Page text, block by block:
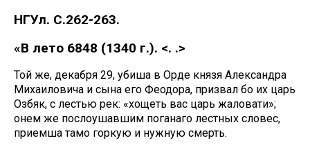
НГУл. С.262-263.
«В лето 6848 (1340 г.). <. .>
Той же, декабря 29, убиша в Орде князя Александра
Михаиловича и сына его Феодора, призвал бо их царь
Озбяк, с лестью рек: «хощеть вас царь жаловати»;
онем же послоушавшим поганаго лестных словес,
приемша тамо горкую и нужную смерть.